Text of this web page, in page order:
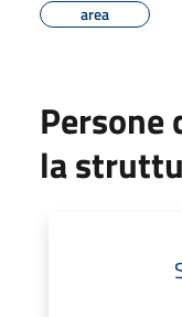
area
Persone
la